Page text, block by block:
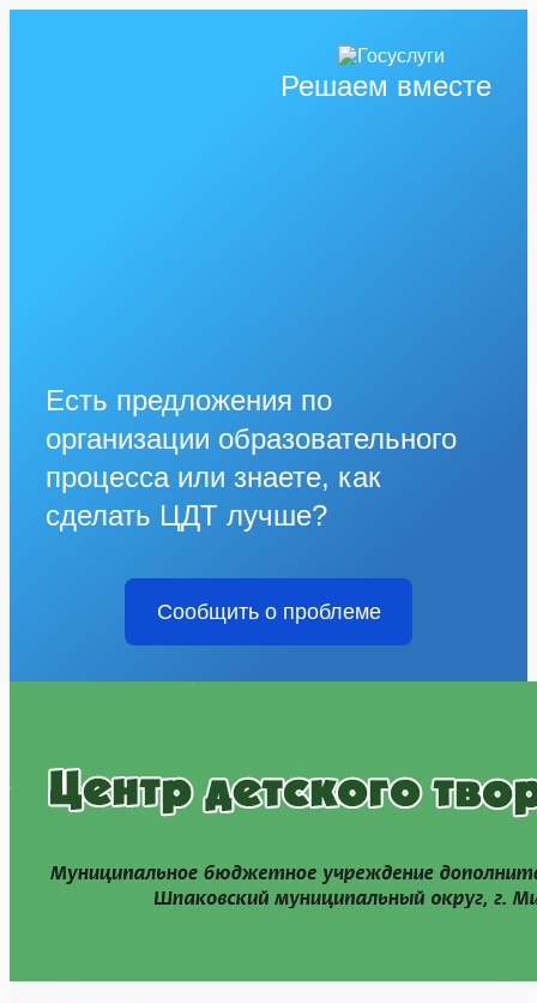
Решаем вместе
Есть предложения по
организации образовательного
процесса или знаете, как
сделать ЦДТ лучше?
Сообщить о проблеме